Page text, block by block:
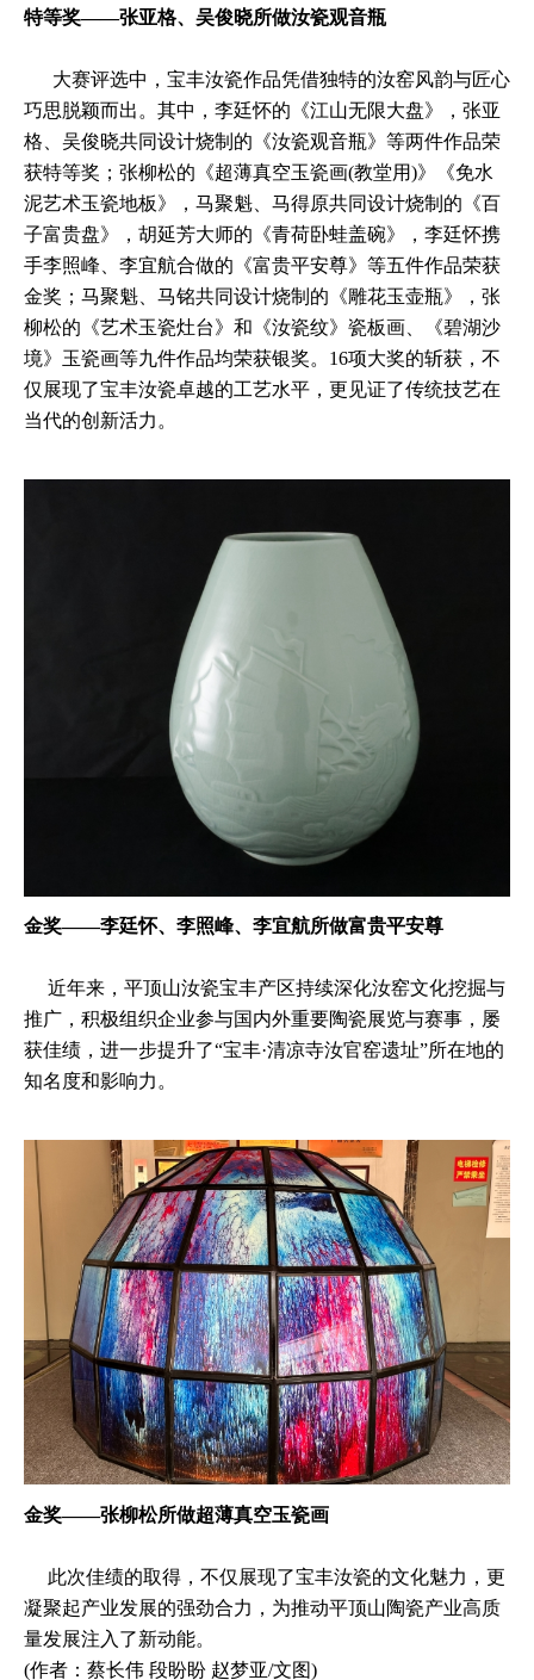
特等奖——张亚格、吴俊晓所做汝瓷观音瓶
大赛评选中，宝丰汝瓷作品凭借独特的汝窑风韵与匠心
巧思脱颖而出。其中，李廷怀的《江山无限大盘》，张亚
格、吴俊晓共同设计烧制的《汝瓷观音瓶》等两件作品荣
获特等奖；张柳松的《超薄真空玉瓷画(教堂用)》《免水
泥艺术玉瓷地板》，马聚魁、马得原共同设计烧制的《百
子富贵盘》，胡延芳大师的《青荷卧蛙盖碗》，李廷怀携
手李照峰、李宜航合做的《富贵平安尊》等五件作品荣获
金奖；马聚魁、马铭共同设计烧制的《雕花玉壶瓶》，张
柳松的《艺术玉瓷灶台》和《汝瓷纹》瓷板画、《碧湖沙
境》玉瓷画等九件作品均荣获银奖。16项大奖的斩获，不
仅展现了宝丰汝瓷卓越的工艺水平，更见证了传统技艺在
当代的创新活力。
金奖——李廷怀、李照峰、李宜航所做富贵平安尊
近年来，平顶山汝瓷宝丰产区持续深化汝窑文化挖掘与
推广，积极组织企业参与国内外重要陶瓷展览与赛事，屡
获佳绩，进一步提升了“宝丰·清凉寺汝官窑遗址”所在地的
知名度和影响力。
金奖——张柳松所做超薄真空玉瓷画
此次佳绩的取得，不仅展现了宝丰汝瓷的文化魅力，更
凝聚起产业发展的强劲合力，为推动平顶山陶瓷产业高质
量发展注入了新动能。
(作者：蔡长伟 段盼盼 赵梦亚/文图)